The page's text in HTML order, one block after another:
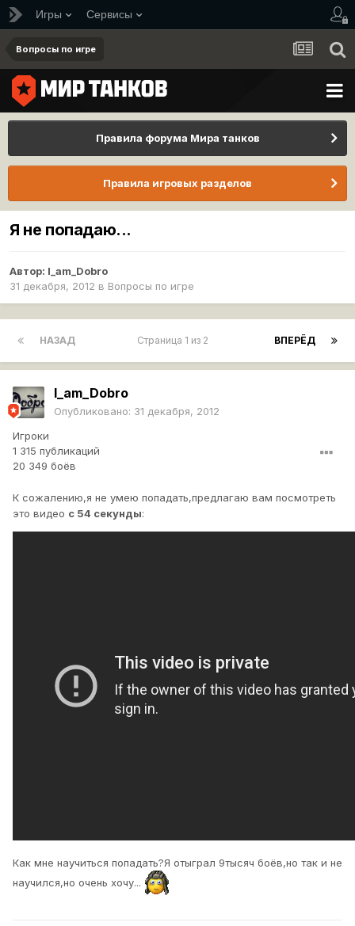
Игры Сервисы
Вопросы по игре
Правила форума Мира танков
Правила игровых разделов
Я не попадаю...
Автор: I_am_Dobro
31 декабря, 2012 в Вопросы по игре
НАЗАД ВПЕРЁД
Страница 1 из 2
I_am_Dobro
Опубликовано: 31 декабря, 2012
Игроки
1 315 публикаций
20 349 боёв
К сожалению,я не умею попадать,предлагаю вам посмотреть
это видео с 54 секунды:
Как мне научиться попадать?Я отыграл 9тысяч боёв,но так и не
научился,но очень хочу...